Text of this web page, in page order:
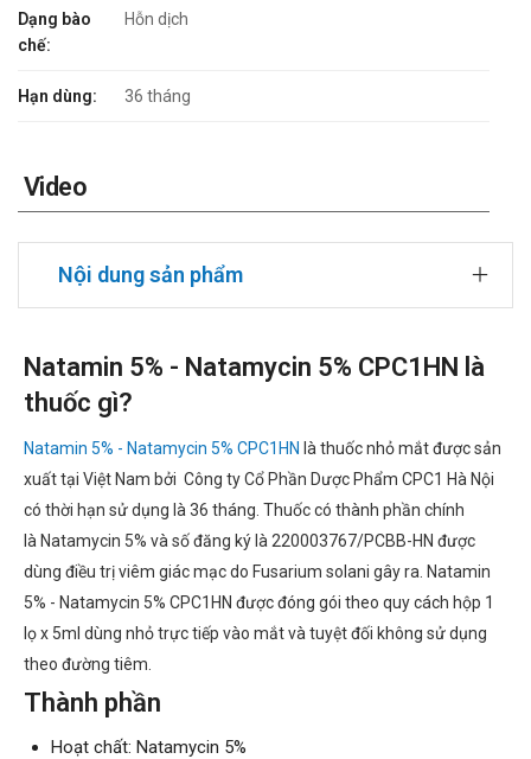
Dạng bào
chế:
Hỗn dịch
Hạn dùng: 36 tháng
Video
Nội dung sản phẩm
Natamin 5% - Natamycin 5% CPC1HN là
thuốc gì?
Natamin 5% - Natamycin 5% CPC1HN là thuốc nhỏ mắt được sản
xuất tại Việt Nam bởi Công ty Cổ Phần Dược Phẩm CPC1 Hà Nội
có thời hạn sử dụng là 36 tháng. Thuốc có thành phần chính
là Natamycin 5% và số đăng ký là 220003767/PCBB-HN được
dùng điều trị viêm giác mạc do Fusarium solani gây ra. Natamin
5% - Natamycin 5% CPC1HN được đóng gói theo quy cách hộp 1
lọ x 5ml dùng nhỏ trực tiếp vào mắt và tuyệt đối không sử dụng
theo đường tiêm.
Thành phần
Hoạt chất: Natamycin 5%